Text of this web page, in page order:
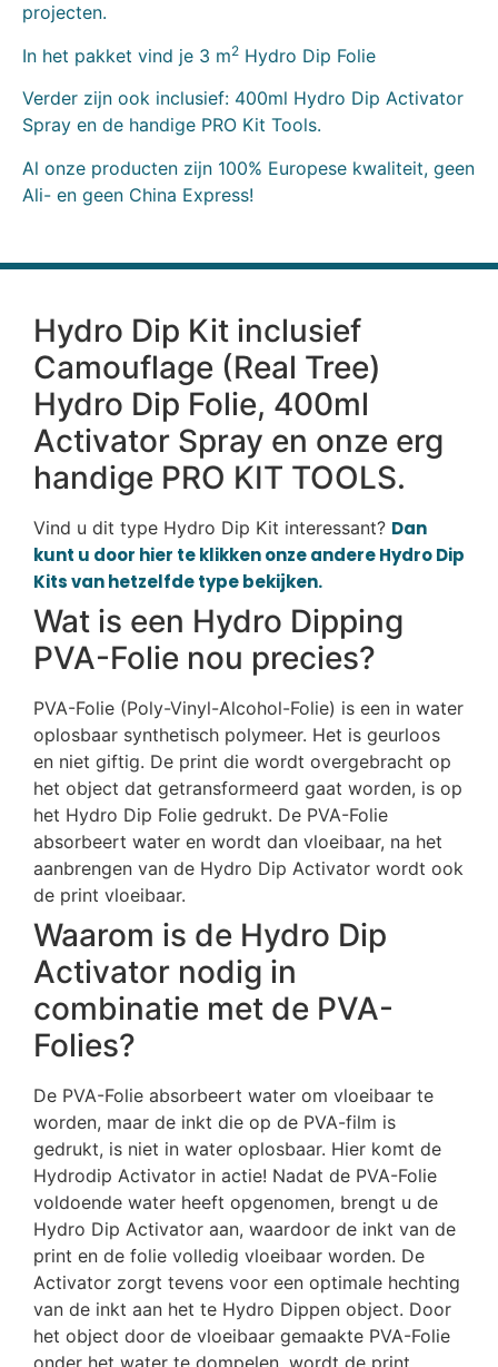
projecten.
In het pakket vind je 3 m2 Hydro Dip Folie
Verder zijn ook inclusief: 400ml Hydro Dip Activator
Spray en de handige PRO Kit Tools.
Al onze producten zijn 100% Europese kwaliteit, geen
Ali- en geen China Express!
Hydro Dip Kit inclusief
Camouflage (Real Tree)
Hydro Dip Folie, 400ml
Activator Spray en onze erg
handige PRO KIT TOOLS.
Vind u dit type Hydro Dip Kit interessant? Dan
kunt u door hier te klikken onze andere Hydro Dip
Kits van hetzelfde type bekijken.
Wat is een Hydro Dipping
PVA-Folie nou precies?
PVA-Folie (Poly-Vinyl-Alcohol-Folie) is een in water
oplosbaar synthetisch polymeer. Het is geurloos
en niet giftig. De print die wordt overgebracht op
het object dat getransformeerd gaat worden, is op
het Hydro Dip Folie gedrukt. De PVA-Folie
absorbeert water en wordt dan vloeibaar, na het
aanbrengen van de Hydro Dip Activator wordt ook
de print vloeibaar.
Waarom is de Hydro Dip
Activator nodig in
combinatie met de PVA-
Folies?
De PVA-Folie absorbeert water om vloeibaar te
worden, maar de inkt die op de PVA-film is
gedrukt, is niet in water oplosbaar. Hier komt de
Hydrodip Activator in actie! Nadat de PVA-Folie
voldoende water heeft opgenomen, brengt u de
Hydro Dip Activator aan, waardoor de inkt van de
print en de folie volledig vloeibaar worden. De
Activator zorgt tevens voor een optimale hechting
van de inkt aan het te Hydro Dippen object. Door
het object door de vloeibaar gemaakte PVA-Folie